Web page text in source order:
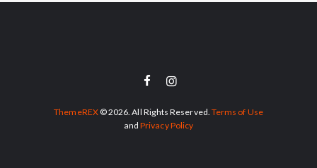
ThemeREX© 2026. All Rights Reserved. Terms of Use
andPrivacy Policy